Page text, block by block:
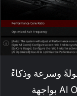
وسرعة وذكاءً
مما مضى بفضل ميزة AI Overclocking بواجهة